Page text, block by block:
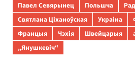
Павел Севярынец
Польшча
Святлана Ціханоўская
Украіна
Францыя
Чэхія Швейцарыя
„Янушкевіч“